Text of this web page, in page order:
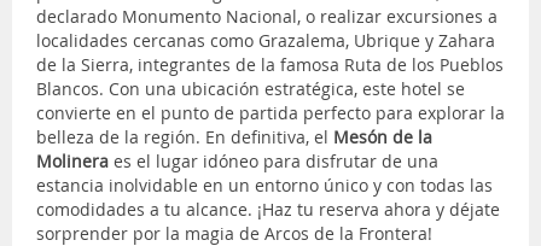
declarado Monumento Nacional, o realizar excursiones a
localidades cercanas como Grazalema, Ubrique y Zahara
de la Sierra, integrantes de la famosa Ruta de los Pueblos
Blancos. Con una ubicación estratégica, este hotel se
convierte en el punto de partida perfecto para explorar la
belleza de la región. En definitiva, el Mesón de la
Molinera es el lugar idóneo para disfrutar de una
estancia inolvidable en un entorno único y con todas las
comodidades a tu alcance. ¡Haz tu reserva ahora y déjate
sorprender por la magia de Arcos de la Frontera!